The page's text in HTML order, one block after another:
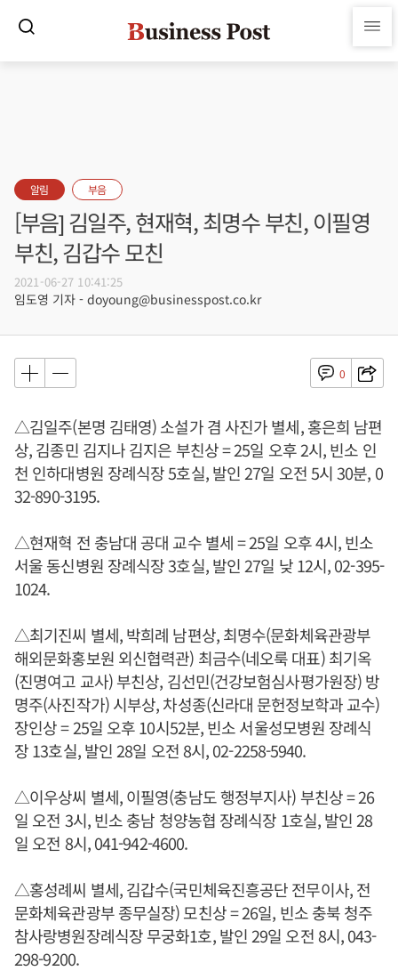
알림 부음
[부음] 김일주, 현재혁, 최명수 부친, 이필영
부친, 김갑수 모친
2021-06-27 10:41:25
임도영 기자 - doyoung@businesspost.co.kr
0
△김일주(본명 김태영) 소설가 겸 사진가 별세, 홍은희 남편
상, 김종민 김지나 김지은 부친상 = 25일 오후 2시, 빈소 인
천 인하대병원 장례식장 5호실, 발인 27일 오전 5시 30분, 0
32-890-3195.
△현재혁 전 충남대 공대 교수 별세 = 25일 오후 4시, 빈소
서울 동신병원 장례식장 3호실, 발인 27일 낮 12시, 02-395-
1024.
△최기진씨 별세, 박희례 남편상, 최명수(문화체육관광부
해외문화홍보원 외신협력관) 최금수(네오룩 대표) 최기옥
(진명여고 교사) 부친상, 김선민(건강보험심사평가원장) 방
명주(사진작가) 시부상, 차성종(신라대 문헌정보학과 교수)
장인상 = 25일 오후 10시52분, 빈소 서울성모병원 장례식
장 13호실, 발인 28일 오전 8시, 02-2258-5940.
△이우상씨 별세, 이필영(충남도 행정부지사) 부친상 = 26
일 오전 3시, 빈소 충남 청양농협 장례식장 1호실, 발인 28
일 오전 8시, 041-942-4600.
△홍성례씨 별세, 김갑수(국민체육진흥공단 전무이사, 전
문화체육관광부 종무실장) 모친상 = 26일, 빈소 충북 청주
참사랑병원장례식장 무궁화1호, 발인 29일 오전 8시, 043-
298-9200.